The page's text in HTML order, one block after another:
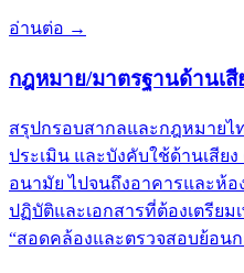
อ่านต่อ →
กฎหมาย/มาตรฐานด้านเสี
สรุปกรอบสากลและกฎหมายไ
ประเมิน และบังคับใช้ด้านเสีย
อนามัย ไปจนถึงอาคารและห้อ
ปฏิบัติและเอกสารที่ต้องเตรีย
“สอดคล้องและตรวจสอบย้อนก